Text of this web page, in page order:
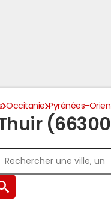
Occitanie Pyrénées-